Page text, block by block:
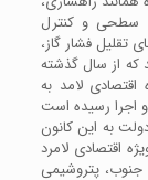
سطحی و کنترل
تقلیل فشار گاز،
که از سال گذشته
اقتصادی لامد به
به این کانون
اقتصادی لامرد
جنوب، پتروشیمی